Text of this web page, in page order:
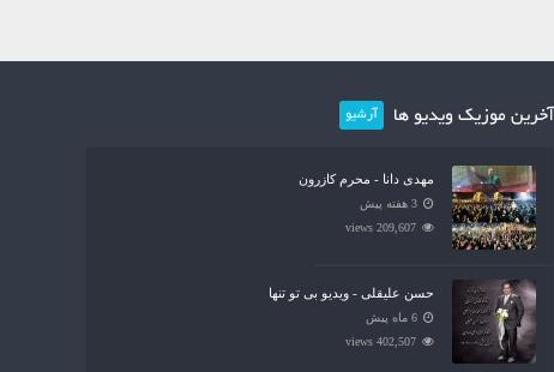
آخرین موزیک ویدیو ها آرشیو
مهدی دانا - محرم کازرون
3 هفته پیش
209,607 views
حسن علیقلی - ویدیو بی تو تنها
6 ماه پیش
402,507 views